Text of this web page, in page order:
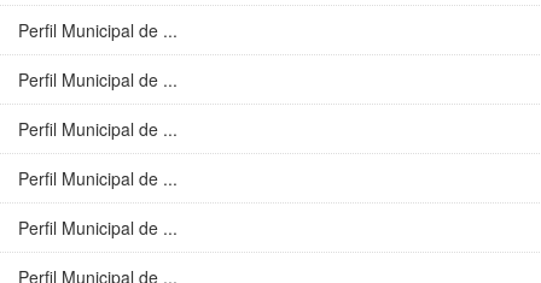
Perfil Municipal de ...
Perfil Municipal de ...
Perfil Municipal de ...
Perfil Municipal de ...
Perfil Municipal de ...
Perfil Municipal de ...